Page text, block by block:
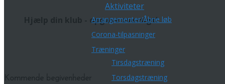
Aktiviteter
Arrangementer/Åbne løb
Corona-tilpasninger
Træninger
Tirsdagstræning
Torsdagstræning
Hjælp din klub - opgave oversigt!